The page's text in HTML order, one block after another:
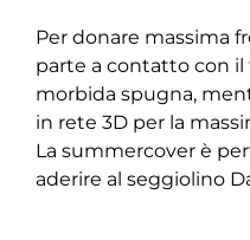
Per donare massima
parte a contatto con
morbida spugna,
in rete 3D per la
La summercover è
aderire al seggiolino